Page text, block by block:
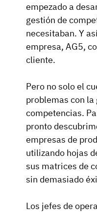
empezado a
gestión de
necesitaban. Y
empresa, AG5,
cliente.
Pero no solo el
problemas con la
competencias.
pronto
empresas de
utilizando hojas
sus matrices de
sin demasiado
Los jefes de